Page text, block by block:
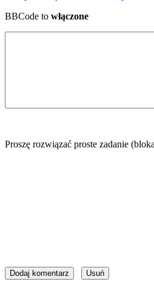
BBCode to włączone
Proszę rozwiązać proste zadanie